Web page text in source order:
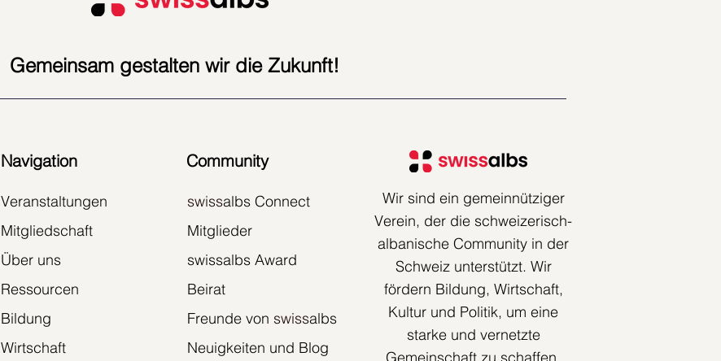
Gemeinsam gestalten wir die Zukunft!
Navigation
Veranstaltungen
Mitgliedschaft
Über uns
Ressourcen
Bildung
Wirtschaft
Community
swissalbs Connect
Mitglieder
swissalbs Award
Beirat
Freunde von swissalbs
Neuigkeiten und Blog
Wir sind ein gemeinnütziger
Verein, der die schweizerisch-
albanische Community in der
Schweiz unterstützt. Wir
fördern Bildung, Wirtschaft,
Kultur und Politik, um eine
starke und vernetzte